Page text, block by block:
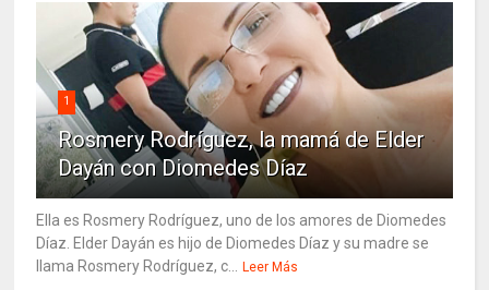
1
Rosmery Rodríguez, la mamá de Elder
Dayán con Diomedes Díaz
Ella es Rosmery Rodríguez, uno de los amores de Diomedes
Díaz. Elder Dayán es hijo de Diomedes Díaz y su madre se
llama Rosmery Rodríguez, c...
Leer Más